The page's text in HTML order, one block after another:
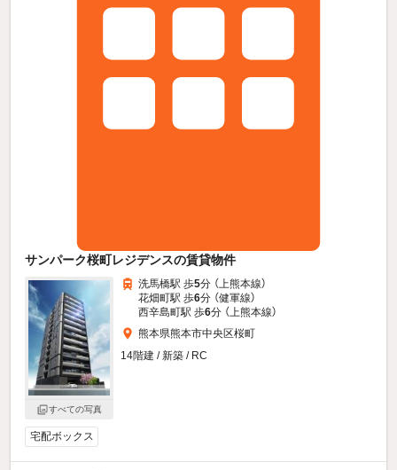
サンパーク桜町レジデンスの賃貸物件
すべての写真
洗馬橋駅 歩5分 （上熊本線）
花畑町駅 歩6分 （健軍線）
西辛島町駅 歩6分 （上熊本線）
熊本県熊本市中央区桜町
14階建 / 新築 / RC
宅配ボックス